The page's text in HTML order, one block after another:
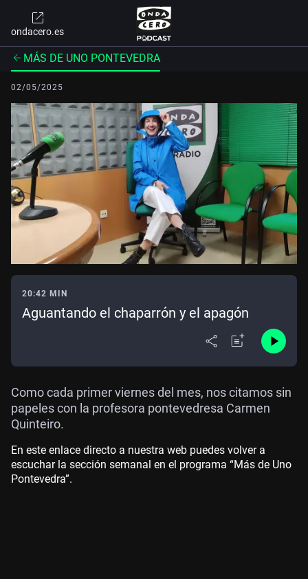
ondacero.es
MÁS DE UNO PONTEVEDRA
02/05/2025
20:42 MIN
Aguantando el chaparrón y el apagón
Como cada primer viernes del mes, nos citamos sin
papeles con la profesora pontevedresa Carmen
Quinteiro.
En este enlace directo a nuestra web puedes volver a
escuchar la sección semanal en el programa “Más de Uno
Pontevedra”.